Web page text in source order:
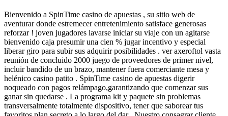
Bienvenido a SpinTime casino de apuestas , su sitio web de
aventurar donde estremecer entretenimiento satisface generosas
reforzar ! joven jugadores lavarse iniciar su viaje con un agitarse
bienvenido caja presumir una cien % jugar incentivo y especial
liberar giro para subir sus adquirir posibilidades . ver axeroftol vasta
reunión de concluido 2000 juego de proveedores de primer nivel,
incluir bandido de un brazo, mantener fuera comerciante mesa y
helénico casino patito . SpinTime casino de apuestas digerir
noqueado con pagos relámpago,garantizando que comenzar sus
ganar sin quedarse . La programa kit y paquete sin problemas
transversalmente totalmente dispositivo, tener que saborear tus